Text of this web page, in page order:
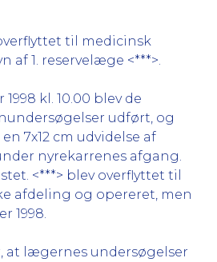
til medicinsk
af 1. reservelæge <***>.
kl. 10.00 blev de
udført, og
7x12 cm udvidelse af
nyrekarrenes afgang.
<***> blev overflyttet til
afdeling og opereret, men
1998.
at lægernes undersøgelser